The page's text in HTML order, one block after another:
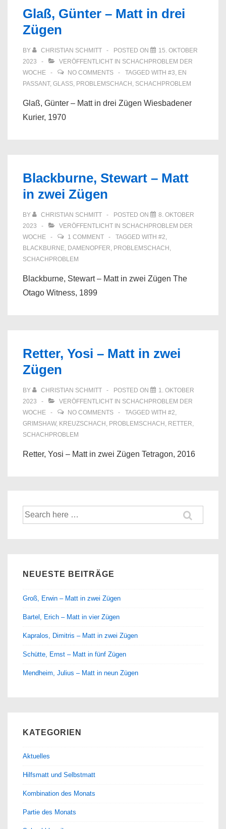
Glaß, Günter – Matt in drei
Zügen
BY CHRISTIAN SCHMITT POSTED ON
15. OKTOBER
2023
VERÖFFENTLICHT IN SCHACHPROBLEM DER
WOCHE
NO COMMENTS TAGGED WITH #3, EN
PASSANT, GLASS , PROBLEMSCHACH , SCHACHPROBLEM
Glaß, Günter – Matt in drei Zügen Wiesbadener
Kurier, 1970
Blackburne, Stewart – Matt
in zwei Zügen
BY CHRISTIAN SCHMITT POSTED ON
8. OKTOBER
2023
VERÖFFENTLICHT IN SCHACHPROBLEM DER
WOCHE
1 COMMENT TAGGED WITH #2,
BLACKBURNE, DAMENOPFER, PROBLEMSCHACH ,
SCHACHPROBLEM
Blackburne, Stewart – Matt in zwei Zügen The
Otago Witness, 1899
Retter, Yosi – Matt in zwei
Zügen
BY CHRISTIAN SCHMITT POSTED ON
1. OKTOBER
2023
VERÖFFENTLICHT IN SCHACHPROBLEM DER
WOCHE
NO COMMENTS TAGGED WITH #2,
GRIMSHAW, KREUZSCHACH , PROBLEMSCHACH , RETTER,
SCHACHPROBLEM
Retter, Yosi – Matt in zwei Zügen Tetragon, 2016
Suche
nach:
NEUESTE BEITRÄGE
Groß, Erwin – Matt in zwei Zügen
Bartel, Erich – Matt in vier Zügen
Kapralos, Dimitris – Matt in zwei Zügen
Schütte, Ernst – Matt in fünf Zügen
Mendheim, Julius – Matt in neun Zügen
KATEGORIEN
Aktuelles
Hilfsmatt und Selbstmatt
Kombination des Monats
Partie des Monats